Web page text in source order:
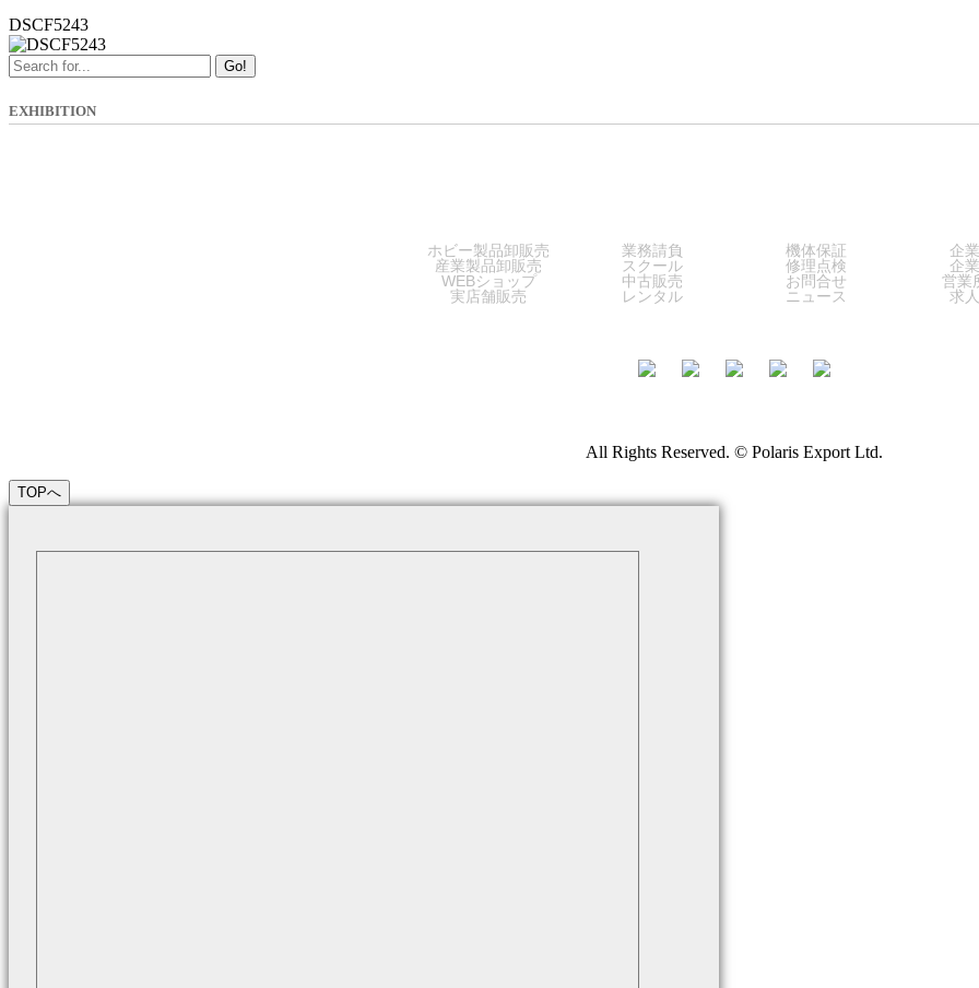
DSCF5243
Go!
EXHIBITION
ホビー製品卸販売
産業製品卸販売
WEBショップ
実店舗販売
業務請負
スクール
中古販売
レンタル
機体保証
修理点検
お問合せ
ニュース
企
企
営業
求
All Rights Reserved. © Polaris Export Ltd.
TOPへ